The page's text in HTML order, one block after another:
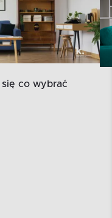
się co wybrać